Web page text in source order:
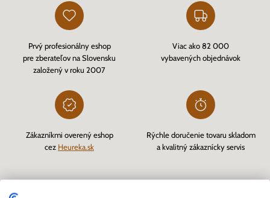
Prvý profesionálny eshop
pre zberateľov na Slovensku
založený v roku 2007
Viac ako 82 000
vybavených objednávok
Zákazníkmi overený eshop
cez Heureka.sk
Rýchle doručenie tovaru skladom
a kvalitný zákaznícky servis